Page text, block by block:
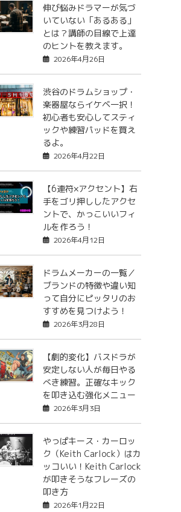
伸び悩みドラマーが気づ
いていない「あるある」
とは？講師の目線で上達
のヒントを教えます。
2026年4月26日
渋谷のドラムショップ・
楽器屋ならイケベ一択！
初心者も安心してスティ
ックや練習パッドを買え
るよ。
2026年4月22日
【6連符×アクセント】右
手をゴリ押ししたアクセ
ントで、かっこいいフィ
ルを作ろう！
2026年4月12日
ドラムメーカーの一覧／
ブランドの特徴や違い知
って自分にピッタリのお
すすめを見つけよう！
2026年3月28日
【劇的変化】バスドラが
安定しない人が毎日やる
べき練習。正確なキック
を叩き込む強化メニュー
2026年3月3日
やっぱキース・カーロッ
ク（Keith Carlock）はカ
ッコいい！Keith Carlock
が叩きそうなフレーズの
叩き方
2026年1月22日